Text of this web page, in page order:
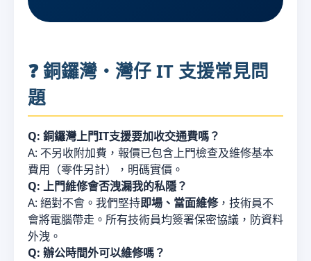
❓ 銅鑼灣・灣仔 IT 支援常見問
題
Q: 銅鑼灣上門IT支援要加收交通費嗎？
A: 不另收附加費，報價已包含上門檢查及維修基本
費用（零件另計），明碼實價。
Q: 上門維修會否洩漏我的私隱？
A: 絕對不會。我們堅持即場、當面維修，技術員不
會將電腦帶走。所有技術員均簽署保密協議，防資料
外洩。
Q: 辦公時間外可以維修嗎？